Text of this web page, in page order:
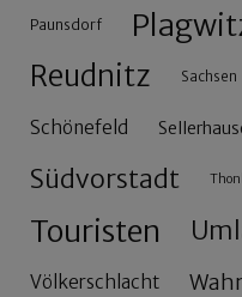
Paunsdorf
Reudnitz Sachsen
Schönefeld
Südvorstadt
Touristen
Völkerschlacht